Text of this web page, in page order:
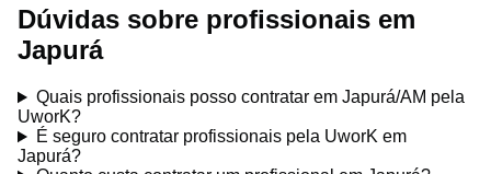
Dúvidas sobre profissionais em
Japurá
Quais profissionais posso contratar em Japurá/AM pela
UworK?
É seguro contratar profissionais pela UworK em
Japurá?